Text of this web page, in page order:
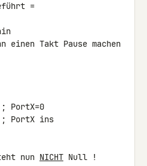
=
einen Takt Pause machen
PortX=0
; PortX ins
nun NICHT Null !